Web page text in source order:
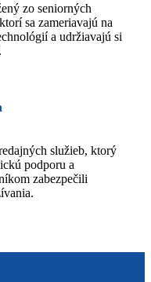
zo seniorných
sa zameriavajú na
a udržiavajú si
služieb, ktorý
podporu a
zabezpečili